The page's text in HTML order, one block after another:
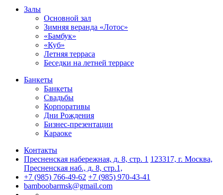
Залы
Основной зал
Зимняя веранда «Лотос»
«Бамбук»
«Куб»
Летняя терраса
Беседки на летней террасе
Банкеты
Банкеты
Свадьбы
Корпоративы
Дни Рождения
Бизнес-презентации
Караоке
Контакты
Пресненская набережная, д. 8, стр. 1 123317, г. Москва,
Пресненская наб., д. 8, стр.1,
+7 (985) 766-49-62 +7 (985) 970-43-41
bamboobarmsk@gmail.com